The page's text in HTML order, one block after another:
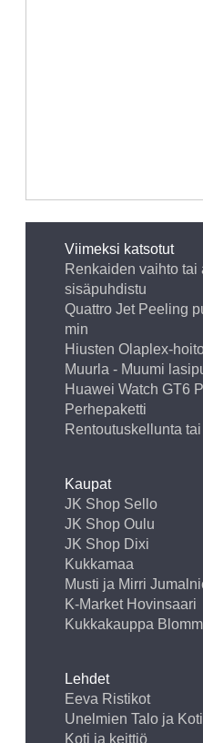
Viimeksi katsotut
Renkaiden vaihto tai
sisäpuhdistu
Quattro Jet Peeling
min
Hiusten Olaplex-
Muurla - Muumi
Huawei Watch GT6
Perhepaketti
Rentoutuskellunta
Kaupat
JK Shop Sello
JK Shop Oulu
JK Shop Dixi
Kukkamaa
Musti ja Mirri
K-Market Hovinsaari
Kukkakauppa
Lehdet
Eeva Ristikot
Unelmien Talo ja Koti
Koti ja keittiö